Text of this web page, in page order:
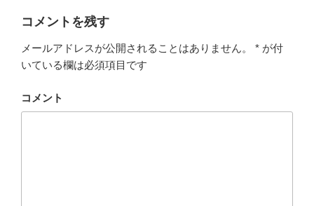
コメントを残す
メールアドレスが公開されることはありません。 * が付
いている欄は必須項目です
コメント